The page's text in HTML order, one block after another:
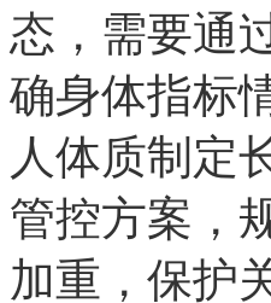
态，需要通
确身体指标
人体质制定
管控方案，
加重，保护